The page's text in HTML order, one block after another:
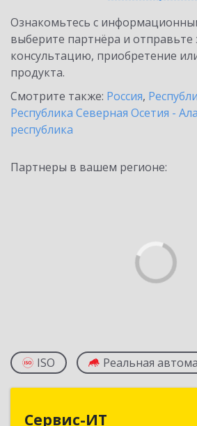
Ознакомьтесь с
выберите партнёра и отправьте
консультацию, приобретение
продукта.
Смотрите также: Россия,
Республика Северная Осетия -
республика
Партнеры в вашем регионе:
ISO Реальная
Сервис-ИТ